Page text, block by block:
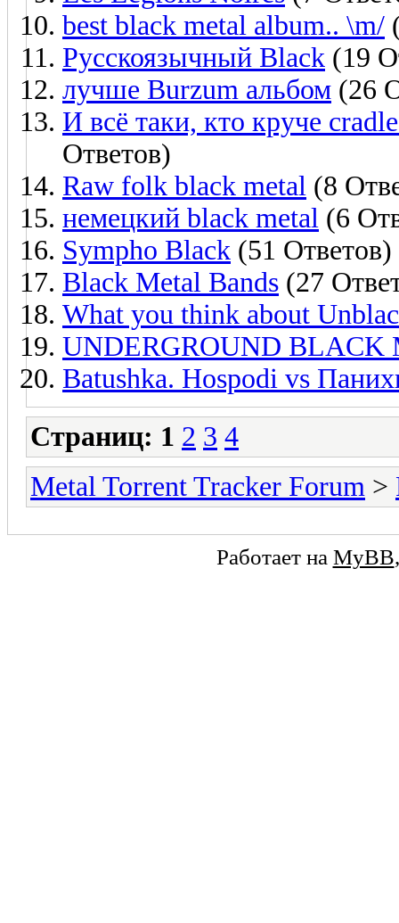
best black metal album.. \m/
Русскоязычный Black (19
лучше Burzum альбом (26
И всё таки, кто круче
Ответов)
Raw folk black metal (8
немецкий black metal (6
Sympho Black (51 Ответов)
Black Metal Bands (27
What you think about
UNDERGROUND BLACK
Batushka. Hospodi vs
Страниц: 1 2 3 4
Metal Torrent Tracker Forum >
Работает на MyBB